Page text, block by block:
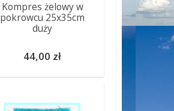
Kompres żelowy w
pokrowcu 25x35cm
duży
44,00 zł